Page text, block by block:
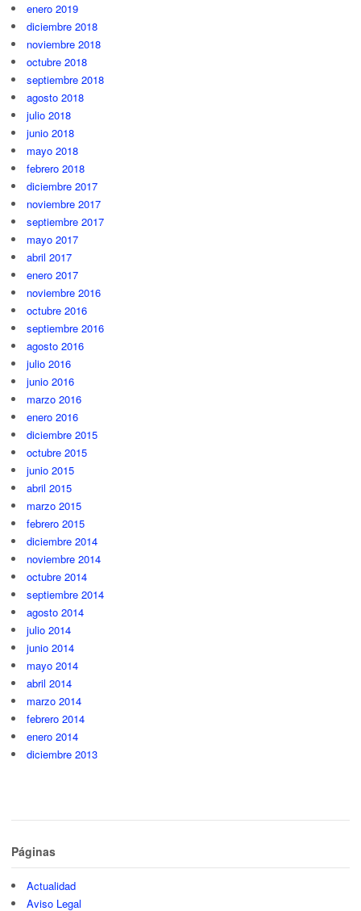
enero 2019
diciembre 2018
noviembre 2018
octubre 2018
septiembre 2018
agosto 2018
julio 2018
junio 2018
mayo 2018
febrero 2018
diciembre 2017
noviembre 2017
septiembre 2017
mayo 2017
abril 2017
enero 2017
noviembre 2016
octubre 2016
septiembre 2016
agosto 2016
julio 2016
junio 2016
marzo 2016
enero 2016
diciembre 2015
octubre 2015
junio 2015
abril 2015
marzo 2015
febrero 2015
diciembre 2014
noviembre 2014
octubre 2014
septiembre 2014
agosto 2014
julio 2014
junio 2014
mayo 2014
abril 2014
marzo 2014
febrero 2014
enero 2014
diciembre 2013
Páginas
Actualidad
Aviso Legal